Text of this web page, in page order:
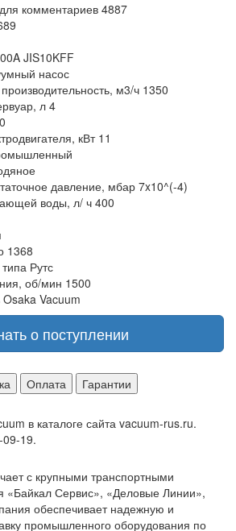
комментариев 4887
JIS10KFF
насос
м3/ч 1350
л 4
кВт 11
давление, мбар 7x10^(-4)
воды, л/ ч 400
1368
Рутс
об/мин 1500
Osaka Vacuum
о поступлении
Оплата
Гарантии
в каталоге сайта vacuum-rus.ru.
19.
с крупными транспортными
«Байкал Сервис», «Деловые Линии»,
обеспечивает надежную и
промышленного оборудования по